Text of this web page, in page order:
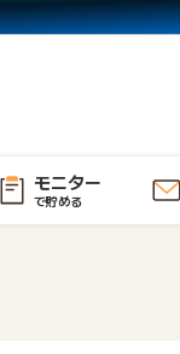
モニター
で貯める